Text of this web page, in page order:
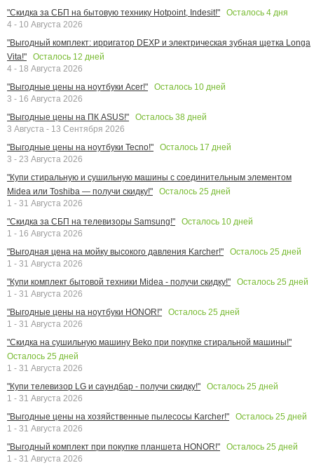
"Скидка за СБП на бытовую технику Hotpoint, Indesit!"
Осталось 4 дня
4 - 10 Августа 2026
"Выгодный комплект: ирригатор DEXP и электрическая зубная щетка Longa
Vita!"
Осталось 12 дней
4 - 18 Августа 2026
"Выгодные цены на ноутбуки Acer!"
Осталось 10 дней
3 - 16 Августа 2026
"Выгодные цены на ПК ASUS!"
Осталось 38 дней
3 Августа - 13 Сентября 2026
"Выгодные цены на ноутбуки Tecno!"
Осталось 17 дней
3 - 23 Августа 2026
"Купи стиральную и сушильную машины с соединительным элементом
Midea или Toshiba — получи скидку!"
Осталось 25 дней
1 - 31 Августа 2026
"Скидка за СБП на телевизоры Samsung!"
Осталось 10 дней
1 - 16 Августа 2026
"Выгодная цена на мойку высокого давления Karcher!"
Осталось 25 дней
1 - 31 Августа 2026
"Купи комплект бытовой техники Midea - получи скидку!"
Осталось 25 дней
1 - 31 Августа 2026
"Выгодные цены на ноутбуки HONOR!"
Осталось 25 дней
1 - 31 Августа 2026
"Скидка на сушильную машину Beko при покупке стиральной машины!"
Осталось 25 дней
1 - 31 Августа 2026
"Купи телевизор LG и саундбар - получи скидку!"
Осталось 25 дней
1 - 31 Августа 2026
"Выгодные цены на хозяйственные пылесосы Karcher!"
Осталось 25 дней
1 - 31 Августа 2026
"Выгодный комплект при покупке планшета HONOR!"
Осталось 25 дней
1 - 31 Августа 2026